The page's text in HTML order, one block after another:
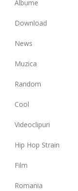
Albume
Download
News
Muzica
Random
Cool
Videoclipuri
Hip Hop Strain
Film
Romania